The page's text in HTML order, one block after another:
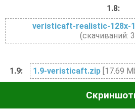
1.8:
veristicaft-realistic-128x-
(cкачиваний:
1.9: 1.9-veristicaft.zip [17.69